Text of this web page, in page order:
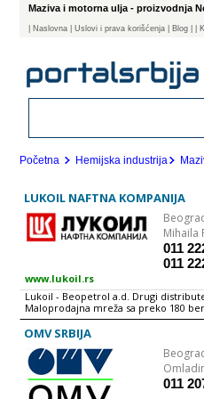
Maziva i motorna ulja - proizvodnja
Naslovna | Uslovi i prava korišćenja Blog |
Početna Hemijska industrija
LUKOIL NAFTNA KOMPANIJA
Mihaila
011
011
www.lukoil.rs
Lukoil - Beopetrol a.d. Drugi
Maloprodajna mreža sa preko 180
rekonstruisane stanice 70
stanica "Lukoil - Beopetrol" a.d. je
nafte i naftnih derivata.
oko 180 benzinskih stanica
odsto tržišta Srbije. Pored
derivata nafte na veliko, kao i
Kvalitetno niskosumporno gorivo,
OMV SRBIJA
011